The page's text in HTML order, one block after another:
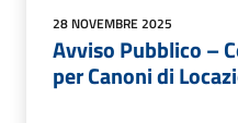
28 NOVEMBRE 2025
Avviso Pubblico –
per Canoni di